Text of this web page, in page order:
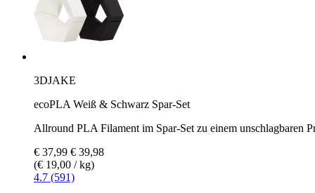
3DJAKE
ecoPLA Weiß & Schwarz Spar-Set
Allround PLA Filament im Spar-Set zu einem unschlagbaren
€ 37,99 € 39,98
(€ 19,00 / kg)
4.7 (591)